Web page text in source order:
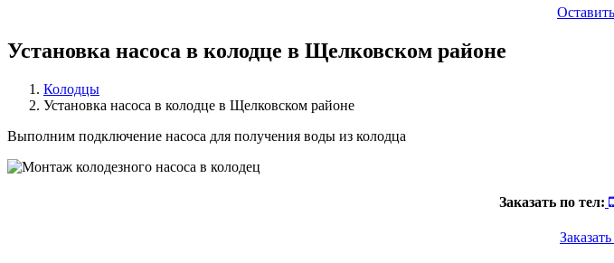
Установка насоса в колодце в Щелковском районе
Колодцы
Установка насоса в колодце в Щелковском районе
Выполним подключение насоса для получения воды из колодца
Заказать по тел: